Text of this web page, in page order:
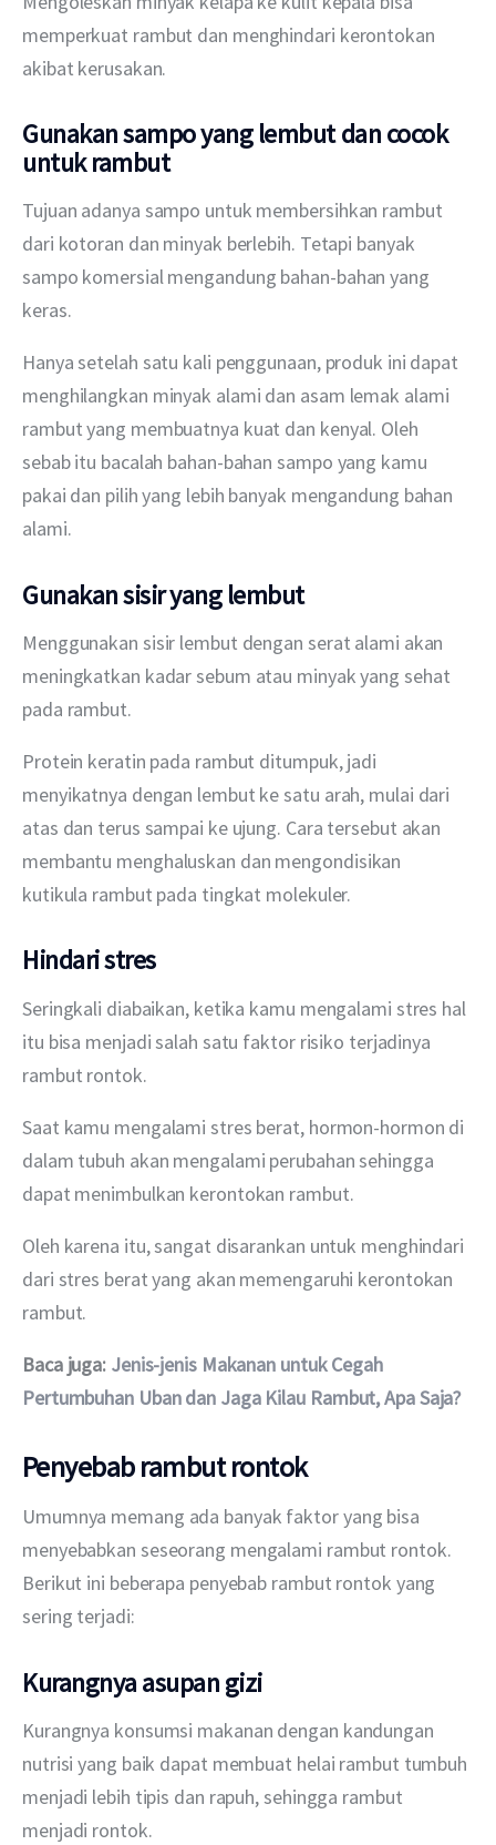
memperkuat rambut dan menghindari kerontokan
akibat kerusakan.
Gunakan sampo yang lembut dan cocok
untuk rambut
Tujuan adanya sampo untuk membersihkan rambut
dari kotoran dan minyak berlebih. Tetapi banyak
sampo komersial mengandung bahan-bahan yang
keras.
Hanya setelah satu kali penggunaan, produk ini dapat
menghilangkan minyak alami dan asam lemak alami
rambut yang membuatnya kuat dan kenyal. Oleh
sebab itu bacalah bahan-bahan sampo yang kamu
pakai dan pilih yang lebih banyak mengandung bahan
alami.
Gunakan sisir yang lembut
Menggunakan sisir lembut dengan serat alami akan
meningkatkan kadar sebum atau minyak yang sehat
pada rambut.
Protein keratin pada rambut ditumpuk, jadi
menyikatnya dengan lembut ke satu arah, mulai dari
atas dan terus sampai ke ujung. Cara tersebut akan
membantu menghaluskan dan mengondisikan
kutikula rambut pada tingkat molekuler.
Hindari stres
Seringkali diabaikan, ketika kamu mengalami stres hal
itu bisa menjadi salah satu faktor risiko terjadinya
rambut rontok.
Saat kamu mengalami stres berat, hormon-hormon di
dalam tubuh akan mengalami perubahan sehingga
dapat menimbulkan kerontokan rambut.
Oleh karena itu, sangat disarankan untuk menghindari
dari stres berat yang akan memengaruhi kerontokan
rambut.
Baca juga: Jenis-jenis Makanan untuk Cegah
Pertumbuhan Uban dan Jaga Kilau Rambut, Apa Saja?
Penyebab rambut rontok
Umumnya memang ada banyak faktor yang bisa
menyebabkan seseorang mengalami rambut rontok.
Berikut ini beberapa penyebab rambut rontok yang
sering terjadi:
Kurangnya asupan gizi
Kurangnya konsumsi makanan dengan kandungan
nutrisi yang baik dapat membuat helai rambut tumbuh
menjadi lebih tipis dan rapuh, sehingga rambut
menjadi rontok.